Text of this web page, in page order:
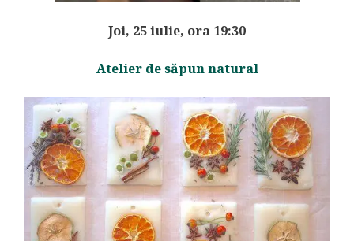
Joi, 25 iulie, ora 19:30
Atelier de săpun natural